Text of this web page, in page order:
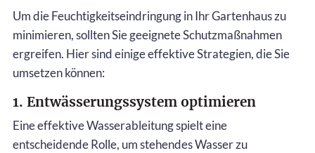
Um die Feuchtigkeitseindringung in Ihr Gartenhaus zu
minimieren, sollten Sie geeignete Schutzmaßnahmen
ergreifen. Hier sind einige effektive Strategien, die Sie
umsetzen können:
1. Entwässerungssystem optimieren
Eine effektive Wasserableitung spielt eine
entscheidende Rolle, um stehendes Wasser zu